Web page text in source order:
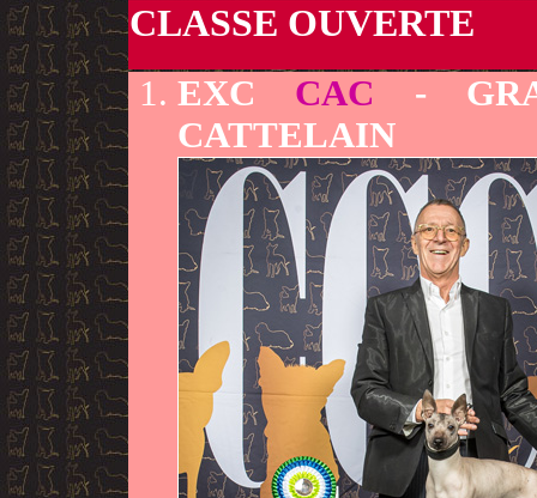
CLASSE OUVERTE
EXC CAC -
CATTELAIN